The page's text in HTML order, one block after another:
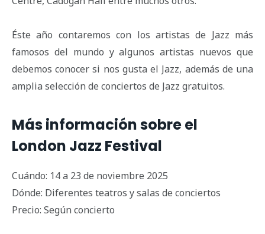
Éste año contaremos con los artistas de Jazz más
famosos del mundo y algunos artistas nuevos que
debemos conocer si nos gusta el Jazz, además de una
amplia selección de conciertos de Jazz gratuitos.
Más información sobre el
London Jazz Festival
Cuándo: 14 a 23 de noviembre 2025
Dónde: Diferentes teatros y salas de conciertos
Precio: Según concierto